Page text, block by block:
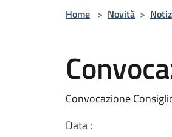
Home > Novità >
Convocazione
Data :